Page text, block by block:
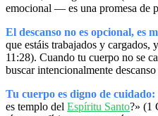
emocional — es una promesa de
El descanso no es opcional, es
que estáis trabajados y cargados,
11:28). Cuando tu cuerpo no se
buscar intencionalmente
Tu cuerpo es digno de cuidado:
es templo del Espíritu Santo?» (1